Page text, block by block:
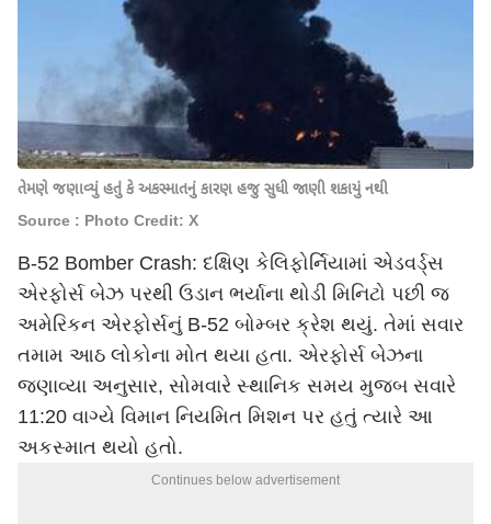
તેમણે જણાવ્યું હતું કે અકસ્માતનું કારણ હજુ સુધી જાણી શકાયું નથી
Source : Photo Credit: X
B-52 Bomber Crash: દક્ષિણ કેલિફોર્નિયામાં એડવર્ડ્સ
એરફોર્સ બેઝ પરથી ઉડાન ભર્યાના થોડી મિનિટો પછી જ
અમેરિકન એરફોર્સનું B-52 બોમ્બર ક્રેશ થયું. તેમાં સવાર
તમામ આઠ લોકોના મોત થયા હતા. એરફોર્સ બેઝના
જણાવ્યા અનુસાર, સોમવારે સ્થાનિક સમય મુજબ સવારે
11:20 વાગ્યે વિમાન નિયમિત મિશન પર હતું ત્યારે આ
અકસ્માત થયો હતો.
Continues below advertisement